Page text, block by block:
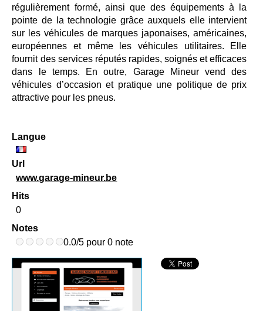
régulièrement formé, ainsi que des équipements à la
pointe de la technologie grâce auxquels elle intervient
sur les véhicules de marques japonaises, américaines,
européennes et même les véhicules utilitaires. Elle
fournit des services réputés rapides, soignés et efficaces
dans le temps. En outre, Garage Mineur vend des
véhicules d’occasion et pratique une politique de prix
attractive pour les pneus.
Langue
Url
www.garage-mineur.be
Hits
0
Notes
0.0/5 pour 0 note